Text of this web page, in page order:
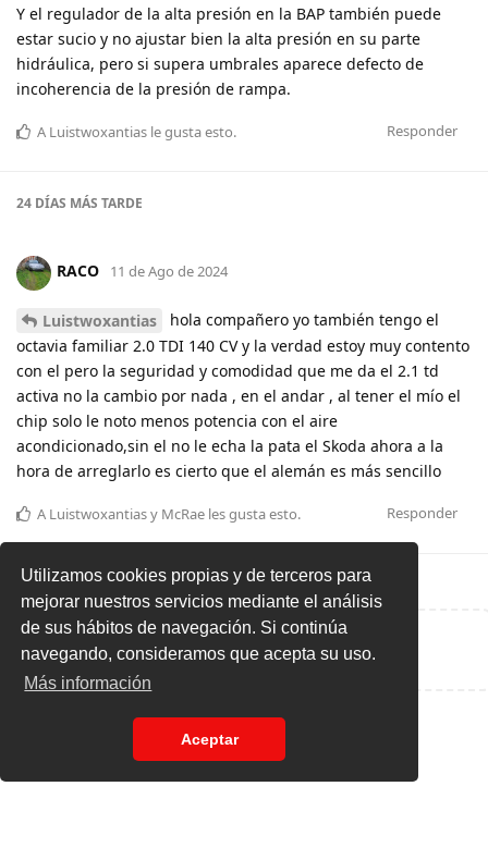
Utilizamos cookies propias y de terceros para
mejorar nuestros servicios mediante el análisis
de sus hábitos de navegación. Si continúa
navegando, consideramos que acepta su uso.
Más información
Aceptar
Y el regulador de la alta presión en la BAP también puede
estar sucio y no ajustar bien la alta presión en su parte
hidráulica, pero si supera umbrales aparece defecto de
incoherencia de la presión de rampa.
Responder
A Luistwoxantias le gusta esto.
24 DÍAS MÁS TARDE
RACO 11 de Ago de 2024
Luistwoxantias
hola compañero yo también tengo el
octavia familiar 2.0 TDI 140 CV y la verdad estoy muy contento
con el pero la seguridad y comodidad que me da el 2.1 td
activa no la cambio por nada , en el andar , al tener el mío el
chip solo le noto menos potencia con el aire
acondicionado,sin el no le echa la pata el Skoda ahora a la
hora de arreglarlo es cierto que el alemán es más sencillo
Responder
A Luistwoxantiasy McRae les gusta esto.
Escribe una respuesta...